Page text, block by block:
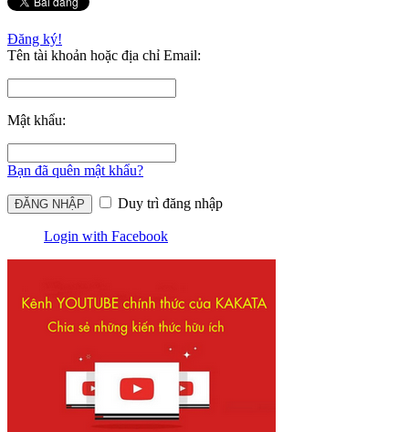
Đăng ký!
Tên tài khoản hoặc địa chỉ Email:
Mật khẩu:
Bạn đã quên mật khẩu?
Duy trì đăng nhập
Login with Facebook